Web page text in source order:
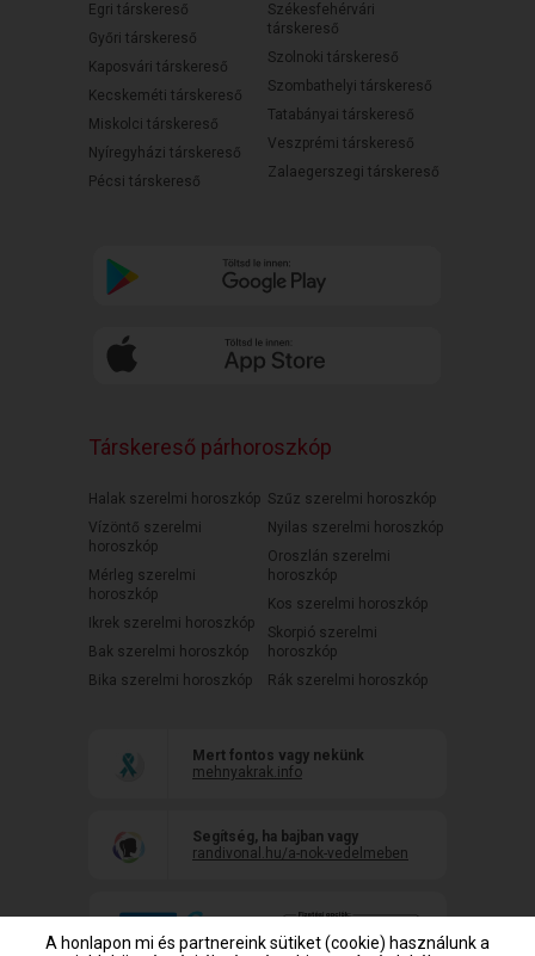
Egri társkereső
Győri társkereső
Kaposvári társkereső
Kecskeméti társkereső
Miskolci társkereső
Nyíregyházi társkereső
Pécsi társkereső
Székesfehérvári
társkereső
Szolnoki társkereső
Szombathelyi társkereső
Tatabányai társkereső
Veszprémi társkereső
Zalaegerszegi társkereső
Társkereső párhoroszkóp
Halak szerelmi horoszkóp
Vízöntő szerelmi
horoszkóp
Mérleg szerelmi
horoszkóp
Ikrek szerelmi horoszkóp
Bak szerelmi horoszkóp
Bika szerelmi horoszkóp
Szűz szerelmi horoszkóp
Nyilas szerelmi horoszkóp
Oroszlán szerelmi
horoszkóp
Kos szerelmi horoszkóp
Skorpió szerelmi
horoszkóp
Rák szerelmi horoszkóp
Mert fontos vagy nekünk
mehnyakrak.info
Segítség, ha bajban vagy
randivonal.hu/a-nok-vedelmeben
A honlapon mi és partnereink sütiket (cookie) használunk a